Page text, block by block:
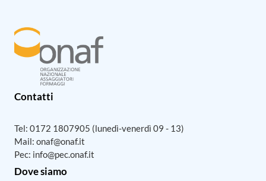
Contatti
Tel: 0172 1807905 (lunedì-venerdì 09 - 13)
Mail: onaf@onaf.it
Pec: info@pec.onaf.it
Dove siamo